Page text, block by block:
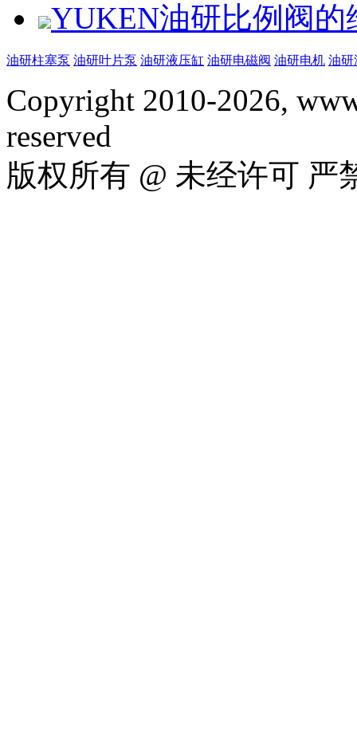
YUKEN油研比例阀的
油研柱塞泵 油研叶片泵 油研液压缸 油研电磁阀 油研电机 油研
Copyright 2010-2026,
reserved
版权所有 @ 未经许可 严